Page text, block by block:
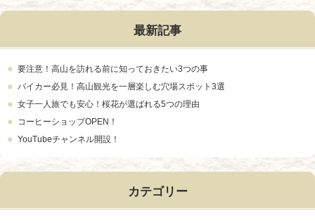
最新記事
要注意！高山を訪れる前に知っておきたい3つの事
バイカー必見！高山観光を一層楽しむ穴場スポット3選
女子一人旅でも安心！桜花が選ばれる5つの理由
コーヒーショップOPEN！
YouTubeチャンネル開設！
カテゴリー